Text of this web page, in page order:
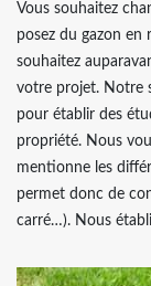
Vous souhaitez
posez du gazon en
souhaitez
votre projet. Notre
pour établir des
propriété. Nous
mentionne les
permet donc de
carré…). Nous